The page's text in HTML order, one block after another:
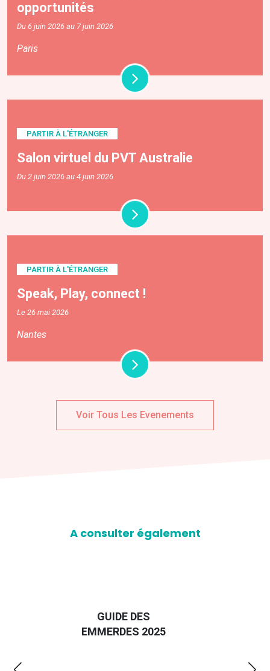
opportunités
Du 6 juin 2026 au 7 juin 2026
Paris
PARTIR À L'ÉTRANGER
Salon virtuel du PVT Australie
Du 2 juin 2026 au 4 juin 2026
PARTIR À L'ÉTRANGER
Speak, Play, connect !
Le 26 mai 2026
Nantes
Voir Tous Les Evenements
A consulter également
GUIDE DES
EMMERDES 2025